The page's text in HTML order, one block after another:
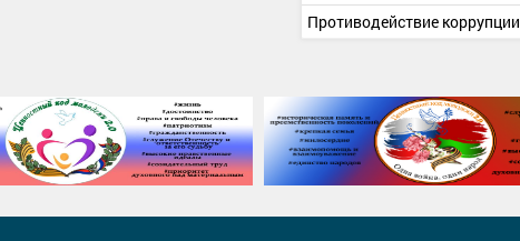
Противодействие коррупции